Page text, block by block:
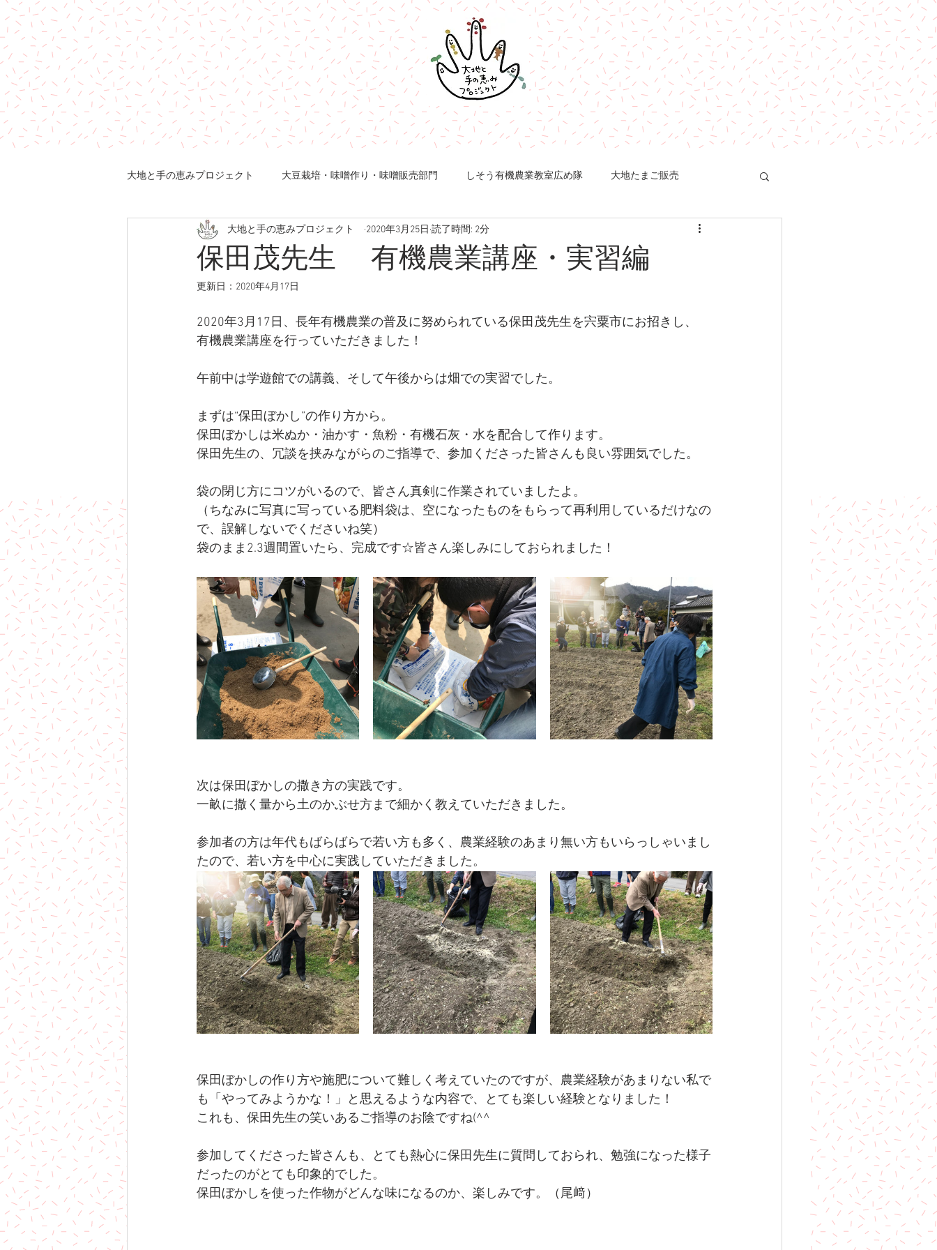
大地と手の恵みプロジェクト 大豆栽培・味噌作り・味噌販売部門 しそう有機農業教室広め隊 大地たまご販売
保田茂先生 有機農業講座・実習編
大地と手の恵みプロジェクト 2020年3月25日 読了時間: 2分
更新日： 2020年4月17日
2020年3月17日、長年有機農業の普及に努められている保田茂先生を宍粟市にお招きし、
有機農業講座を行っていただきました！
午前中は学遊館での講義、そして午後からは畑での実習でした。
まずは“保田ぼかし”の作り方から。
保田ぼかしは米ぬか・油かす・魚粉・有機石灰・水を配合して作ります。
保田先生の、冗談を挟みながらのご指導で、参加くださった皆さんも良い雰囲気でした。
袋の閉じ方にコツがいるので、皆さん真剣に作業されていましたよ。
（ちなみに写真に写っている肥料袋は、空になったものをもらって再利用しているだけなの
で、誤解しないでくださいね笑）
袋のまま2.3週間置いたら、完成です☆皆さん楽しみにしておられました！
次は保田ぼかしの撒き方の実践です。
一畝に撒く量から土のかぶせ方まで細かく教えていただきました。
参加者の方は年代もばらばらで若い方も多く、農業経験のあまり無い方もいらっしゃいまし
たので、若い方を中心に実践していただきました。
保田ぼかしの作り方や施肥について難しく考えていたのですが、農業経験があまりない私で
も「やってみようかな！」と思えるような内容で、とても楽しい経験となりました！
これも、保田先生の笑いあるご指導のお陰ですね(^^
参加してくださった皆さんも、とても熱心に保田先生に質問しておられ、勉強になった様子
だったのがとても印象的でした。
保田ぼかしを使った作物がどんな味になるのか、楽しみです。（尾﨑）